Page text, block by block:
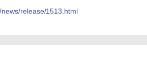
release/1513.html